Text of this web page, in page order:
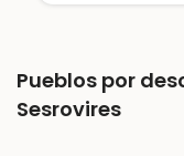
Pueblos por
Sesrovires